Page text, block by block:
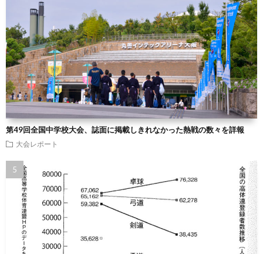
第49回全国中学校大会、誌面に掲載しきれなかった熱戦の数々を詳報
大会レポート